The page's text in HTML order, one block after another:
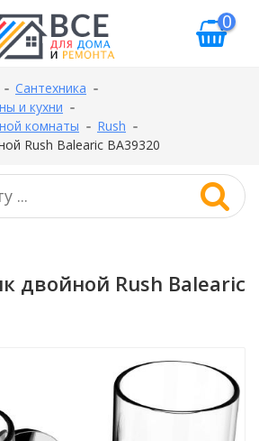
0
Сантехника
и кухни
комнаты
Rush
Rush Balearic BA39320
двойной Rush Balearic